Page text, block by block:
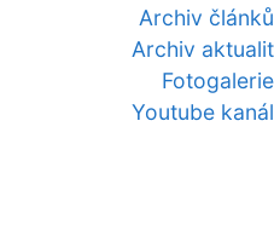
Archiv článků
Archiv aktualit
Fotogalerie
Youtube kanál